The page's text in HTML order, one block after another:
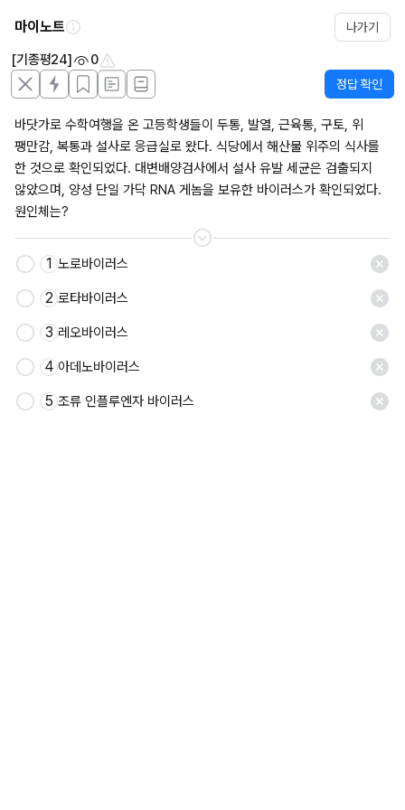
마이노트 나가기
[기종평24] 0
정답 확인
바닷가로 수학여행을 온 고등학생들이 두통, 발열, 근육통, 구토, 위
팽만감, 복통과 설사로 응급실로 왔다. 식당에서 해산물 위주의 식사를
한 것으로 확인되었다. 대변배양검사에서 설사 유발 세균은 검출되지
않았으며, 양성 단일 가닥 RNA 게놈을 보유한 바이러스가 확인되었다.
원인체는?
저장
1 노로바이러스
2 로타바이러스
3 레오바이러스
4 아데노바이러스
5 조류 인플루엔자 바이러스